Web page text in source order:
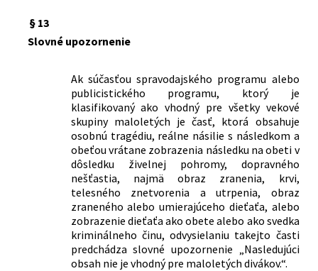
§ 13
Slovné upozornenie
Ak súčasťou spravodajského programu alebo
publicistického programu, ktorý je
klasifikovaný ako vhodný pre všetky vekové
skupiny maloletých je časť, ktorá obsahuje
osobnú tragédiu, reálne násilie s následkom a
obeťou vrátane zobrazenia následku na obeti v
dôsledku živelnej pohromy, dopravného
nešťastia, najmä obraz zranenia, krvi,
telesného znetvorenia a utrpenia, obraz
zraneného alebo umierajúceho dieťaťa, alebo
zobrazenie dieťaťa ako obete alebo ako svedka
kriminálneho činu, odvysielaniu takejto časti
predchádza slovné upozornenie „Nasledujúci
obsah nie je vhodný pre maloletých divákov.“.